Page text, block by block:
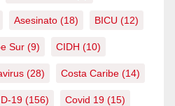
Asesinato (18) BICU (12)
Sur (9) CIDH (10)
(28) Costa Caribe (14)
19 (156) Covid 19 (15)